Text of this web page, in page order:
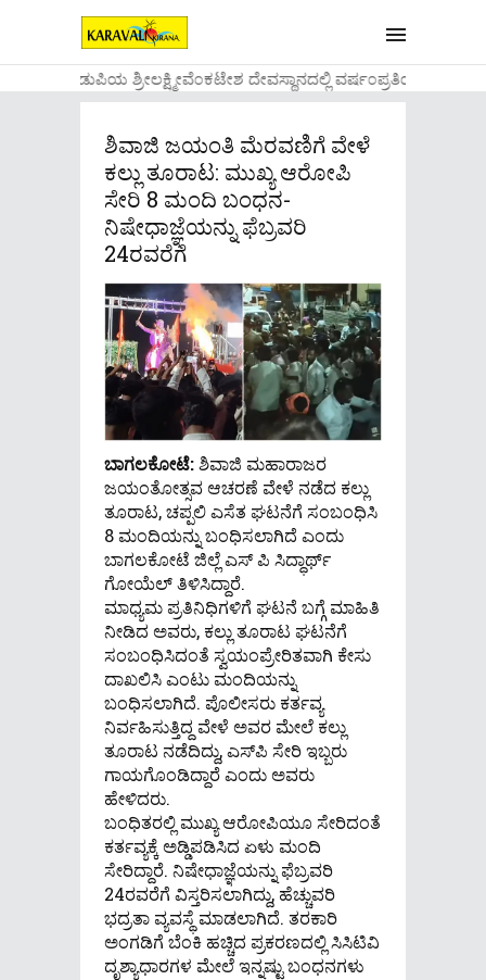
....ಉಡುಪಿಯ ಶ್ರೀಲಕ್ಷ್ಮೀವೆ೦ಕಟೇಶ ದೇವಸ್ಥಾನದಲ್ಲಿ ವರ್ಷ೦ಪ್ರತಿಯ
ಶಿವಾಜಿ ಜಯಂತಿ ಮೆರವಣಿಗೆ ವೇಳೆ
ಕಲ್ಲು ತೂರಾಟ: ಮುಖ್ಯ ಆರೋಪಿ
ಸೇರಿ 8 ಮಂದಿ ಬಂಧನ-
ನಿಷೇಧಾಜ್ಞೆಯನ್ನು ಫೆಬ್ರವರಿ
24ರವರೆಗೆ
ಬಾಗಲಕೋಟೆ:ಶಿವಾಜಿ ಮಹಾರಾಜರ
ಜಯಂತೋತ್ಸವ ಆಚರಣೆ ವೇಳೆ ನಡೆದ ಕಲ್ಲು
ತೂರಾಟ, ಚಪ್ಪಲಿ ಎಸೆತ ಘಟನೆಗೆ ಸಂಬಂಧಿಸಿ
8 ಮಂದಿಯನ್ನು ಬಂಧಿಸಲಾಗಿದೆ ಎಂದು
ಬಾಗಲಕೋಟೆ ಜಿಲ್ಲೆ ಎಸ್ ಪಿ ಸಿದ್ಧಾರ್ಥ್
ಗೋಯೆಲ್ ತಿಳಿಸಿದ್ದಾರೆ.
ಮಾಧ್ಯಮ ಪ್ರತಿನಿಧಿಗಳಿಗೆ ಘಟನೆ ಬಗ್ಗೆ ಮಾಹಿತಿ
ನೀಡಿದ ಅವರು, ಕಲ್ಲು ತೂರಾಟ ಘಟನೆಗೆ
ಸಂಬಂಧಿಸಿದಂತೆ ಸ್ವಯಂಪ್ರೇರಿತವಾಗಿ ಕೇಸು
ದಾಖಲಿಸಿ ಎಂಟು ಮಂದಿಯನ್ನು
ಬಂಧಿಸಲಾಗಿದೆ. ಪೊಲೀಸರು ಕರ್ತವ್ಯ
ನಿರ್ವಹಿಸುತ್ತಿದ್ದ ವೇಳೆ ಅವರ ಮೇಲೆ ಕಲ್ಲು
ತೂರಾಟ ನಡೆದಿದ್ದು, ಎಸ್‌ಪಿ ಸೇರಿ ಇಬ್ಬರು
ಗಾಯಗೊಂಡಿದ್ದಾರೆ ಎಂದು ಅವರು
ಹೇಳಿದರು.
ಬಂಧಿತರಲ್ಲಿ ಮುಖ್ಯ ಆರೋಪಿಯೂ ಸೇರಿದಂತೆ
ಕರ್ತವ್ಯಕ್ಕೆ ಅಡ್ಡಿಪಡಿಸಿದ ಏಳು ಮಂದಿ
ಸೇರಿದ್ದಾರೆ. ನಿಷೇಧಾಜ್ಞೆಯನ್ನು ಫೆಬ್ರವರಿ
24ರವರೆಗೆ ವಿಸ್ತರಿಸಲಾಗಿದ್ದು, ಹೆಚ್ಚುವರಿ
ಭದ್ರತಾ ವ್ಯವಸ್ಥೆ ಮಾಡಲಾಗಿದೆ. ತರಕಾರಿ
ಅಂಗಡಿಗೆ ಬೆಂಕಿ ಹಚ್ಚಿದ ಪ್ರಕರಣದಲ್ಲಿ ಸಿಸಿಟಿವಿ
ದೃಶ್ಯಾಧಾರಗಳ ಮೇಲೆ ಇನ್ನಷ್ಟು ಬಂಧನಗಳು